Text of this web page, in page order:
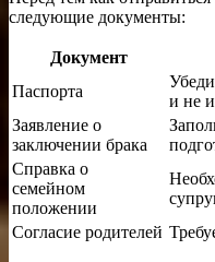
следующие документы:
Документ
Паспорта
и не
Заявление о
заключении брака
Справка о
семейном
положении
Согласие родителей